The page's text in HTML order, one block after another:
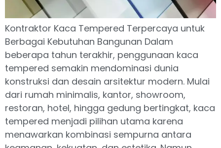
Kontraktor Kaca Tempered Terpercaya untuk
Berbagai Kebutuhan Bangunan Dalam
beberapa tahun terakhir, penggunaan kaca
tempered semakin mendominasi dunia
konstruksi dan desain arsitektur modern. Mulai
dari rumah minimalis, kantor, showroom,
restoran, hotel, hingga gedung bertingkat, kaca
tempered menjadi pilihan utama karena
menawarkan kombinasi sempurna antara